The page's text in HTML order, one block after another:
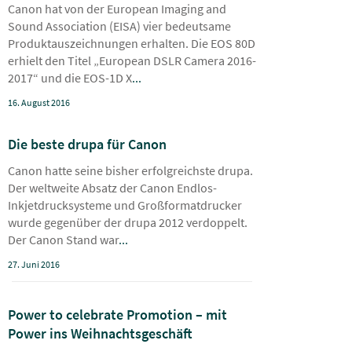
Canon hat von der European Imaging and
Sound Association (EISA) vier bedeutsame
Produktauszeichnungen erhalten. Die EOS 80D
erhielt den Titel „European DSLR Camera 2016-
2017“ und die EOS-1D X...
16. August 2016
Die beste drupa für Canon
Canon hatte seine bisher erfolgreichste drupa.
Der weltweite Absatz der Canon Endlos-
Inkjetdrucksysteme und Großformatdrucker
wurde gegenüber der drupa 2012 verdoppelt.
Der Canon Stand war...
27. Juni 2016
Power to celebrate Promotion – mit
Power ins Weihnachtsgeschäft